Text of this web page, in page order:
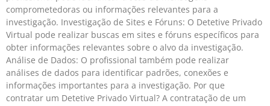
comprometedoras ou informações relevantes para a
investigação. Investigação de Sites e Fóruns: O Detetive Privado
Virtual pode realizar buscas em sites e fóruns específicos para
obter informações relevantes sobre o alvo da investigação.
Análise de Dados: O profissional também pode realizar
análises de dados para identificar padrões, conexões e
informações importantes para a investigação. Por que
contratar um Detetive Privado Virtual? A contratação de um